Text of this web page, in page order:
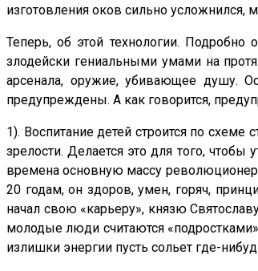
изготовления оков сильно усложнился,
Теперь, об этой технологии. Подробно
злодейски гениальными умами на
арсенала, оружие, убивающее душу.
предупреждены. А как говорится,
1). Воспитание детей строится по
зрелости. Делается это для того,
времена основную массу
20 годам, он здоров, умен, горяч,
начал свою «карьеру», князю
молодые люди считаются
излишки энергии пусть сольет где-